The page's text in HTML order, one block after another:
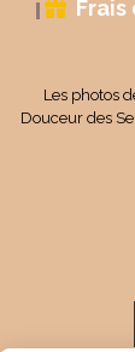

Les photos
Douceur des